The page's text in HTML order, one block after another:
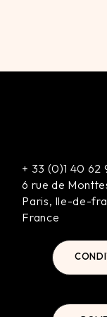
+ 33 (0)1 40 62
6 rue de
Paris, Ile-de-
France